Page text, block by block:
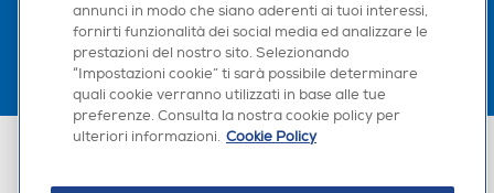
Euronics Italia SpA. Sede legale Via Montefeltro, 6/a 20156 Milano
annunci in modo che siano aderenti ai tuoi interessi,
fornirti funzionalità dei social media ed analizzare le
prestazioni del nostro sito. Selezionando
“Impostazioni cookie” ti sarà possibile determinare
quali cookie verranno utilizzati in base alle tue
preferenze. Consulta la nostra cookie policy per
ulteriori informazioni. Cookie Policy